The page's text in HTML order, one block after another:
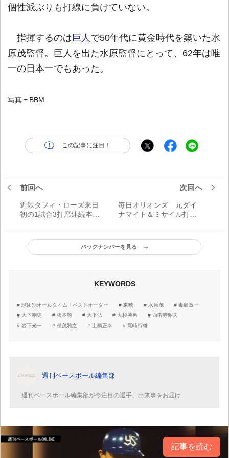
個性派ぶりも打線に負けていない。
指揮するのは 巨人 で50年代に黄金時代を築いた水
原茂監督。巨人を出た水原監督にとって、62年は唯
一の日本一でもあった。
写真＝BBM
この記事に注目！
前回へ
近鉄タフィ・ローズ来日
初の1試合3打席連続本塁
次回へ
毎日オリオンズ 元ダイ
ナマイト＆ミサイル打線
ベストオーダー
バックナンバーを見る
KEYWORDS
球団別オールタイム・ベストオーダー 東映 水原茂
毒島章一
大下剛史
張本勲 大下弘 大杉勝男
西園寺昭夫
岩下光一
種茂雅之 土橋正幸 尾崎行雄
週刊ベースボール編集部
週刊ベースボール編集部が今注目の選手、出来事をお届け
記事を読む